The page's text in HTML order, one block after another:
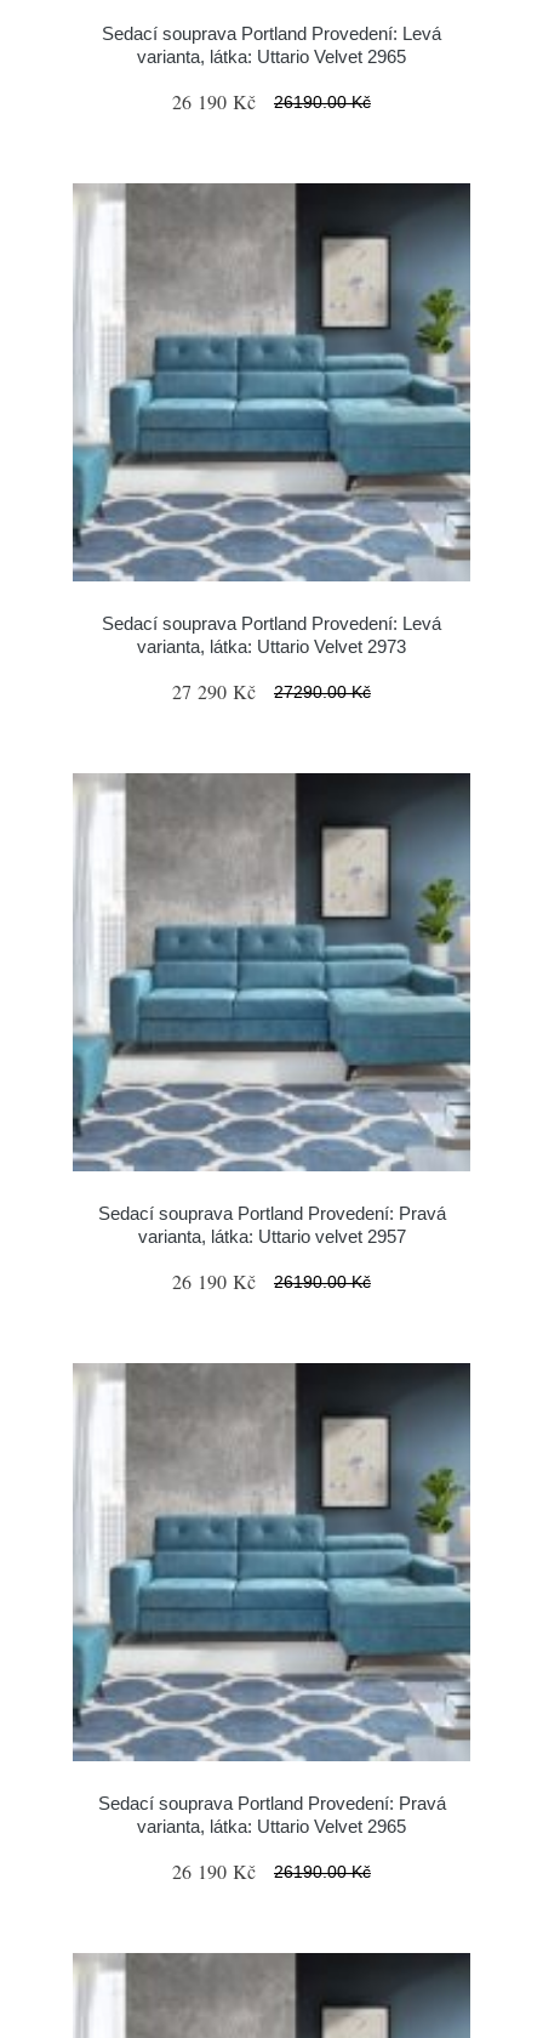
Sedací souprava Portland Provedení: Levá
varianta, látka: Uttario Velvet 2965
26 190 Kč 26190.00 Kč
Sedací souprava Portland Provedení: Levá
varianta, látka: Uttario Velvet 2973
27 290 Kč 27290.00 Kč
Sedací souprava Portland Provedení: Pravá
varianta, látka: Uttario velvet 2957
26 190 Kč 26190.00 Kč
Sedací souprava Portland Provedení: Pravá
varianta, látka: Uttario Velvet 2965
26 190 Kč 26190.00 Kč